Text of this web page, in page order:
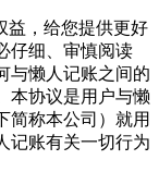
益，给您提供更好
仔细、审慎阅读
与懒人记账之间的
本协议是用户与懒
简称本公司）就用
记账有关一切行为